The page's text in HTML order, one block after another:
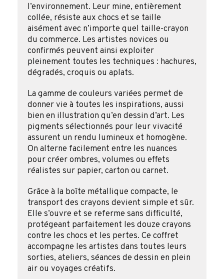
l’environnement. Leur mine, entièrement
collée, résiste aux chocs et se taille
aisément avec n’importe quel taille-crayon
du commerce. Les artistes novices ou
confirmés peuvent ainsi exploiter
pleinement toutes les techniques : hachures,
dégradés, croquis ou aplats.
La gamme de couleurs variées permet de
donner vie à toutes les inspirations, aussi
bien en illustration qu’en dessin d’art. Les
pigments sélectionnés pour leur vivacité
assurent un rendu lumineux et homogène.
On alterne facilement entre les nuances
pour créer ombres, volumes ou effets
réalistes sur papier, carton ou carnet.
Grâce à la boîte métallique compacte, le
transport des crayons devient simple et sûr.
Elle s’ouvre et se referme sans difficulté,
protégeant parfaitement les douze crayons
contre les chocs et les pertes. Ce coffret
accompagne les artistes dans toutes leurs
sorties, ateliers, séances de dessin en plein
air ou voyages créatifs.